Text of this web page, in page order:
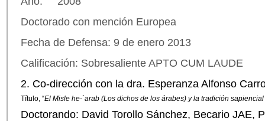
Doctorado con mención Europea
Fecha de Defensa: 9 de enero 2013
Calificación: Sobresaliente APTO CUM LAUDE
2. Co-dirección con la dra. Esperanza Alfonso
Título, “El Misle he-`arab (Los dichos de los árabes) y la tradición
Doctorando: David Torollo Sánchez, Becario JAE,